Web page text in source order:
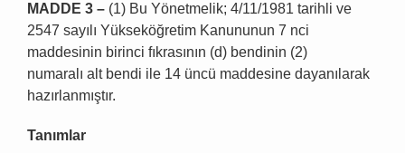
MADDE 3 – (1) Bu Yönetmelik; 4/11/1981 tarihli ve
2547 sayılı Yükseköğretim Kanununun 7 nci
maddesinin birinci fıkrasının (d) bendinin (2)
numaralı alt bendi ile 14 üncü maddesine dayanılarak
hazırlanmıştır.
Tanımlar